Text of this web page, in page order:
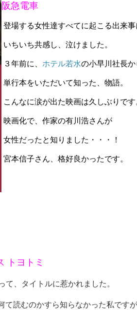
阪急電車
登場する女性達すべてに起こる出来
いちいち共感し、泣けました。
３年前に、 ホテル若水の小早川社長か
単行本をいただいて知った、物語。
こんなに涙が出た映画は久しぶりです
映画化で、作家の有川浩さんが
女性だったと知りました・・・！
宮本信子さん、格好良かったです。
トヨトミ
て、タイトルに惹かれました。
て読むのかすら知らなかった私ですが